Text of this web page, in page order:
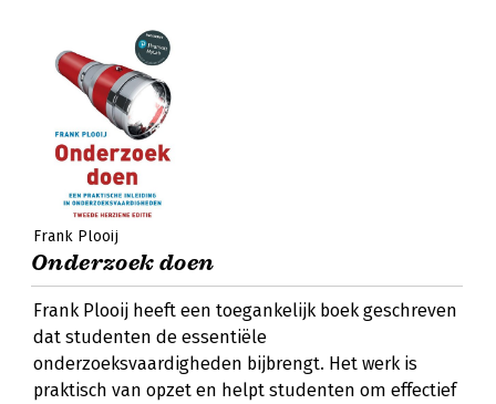
Frank Plooij
Onderzoek doen
Frank Plooij heeft een toegankelijk boek geschreven
dat studenten de essentiële
onderzoeksvaardigheden bijbrengt. Het werk is
praktisch van opzet en helpt studenten om effectief